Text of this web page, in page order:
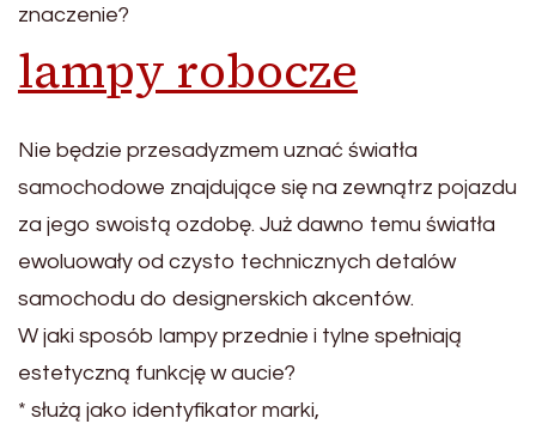
znaczenie?
lampy robocze
Nie będzie przesadyzmem uznać światła
samochodowe znajdujące się na zewnątrz pojazdu
za jego swoistą ozdobę. Już dawno temu światła
ewoluowały od czysto technicznych detalów
samochodu do designerskich akcentów.
W jaki sposób lampy przednie i tylne spełniają
estetyczną funkcję w aucie?
* służą jako identyfikator marki,